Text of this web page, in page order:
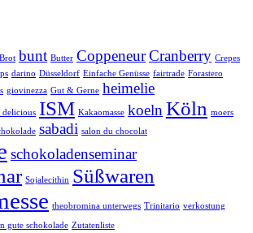
Brot bunt Butter CoppeneurCranberry Crepes
darino Düsseldorf Einfache Genüsse fairtrade Forastero
giovinezza Gut & Gerne heimelie
delicious ISM Kakaomasse koeln Köln moers
sabadi salon du chocolat
schokoladenseminar
Sojalecithin Süßwaren
theobromina unterwegs Trinitario verkostung
gute schokolade Zutatenliste